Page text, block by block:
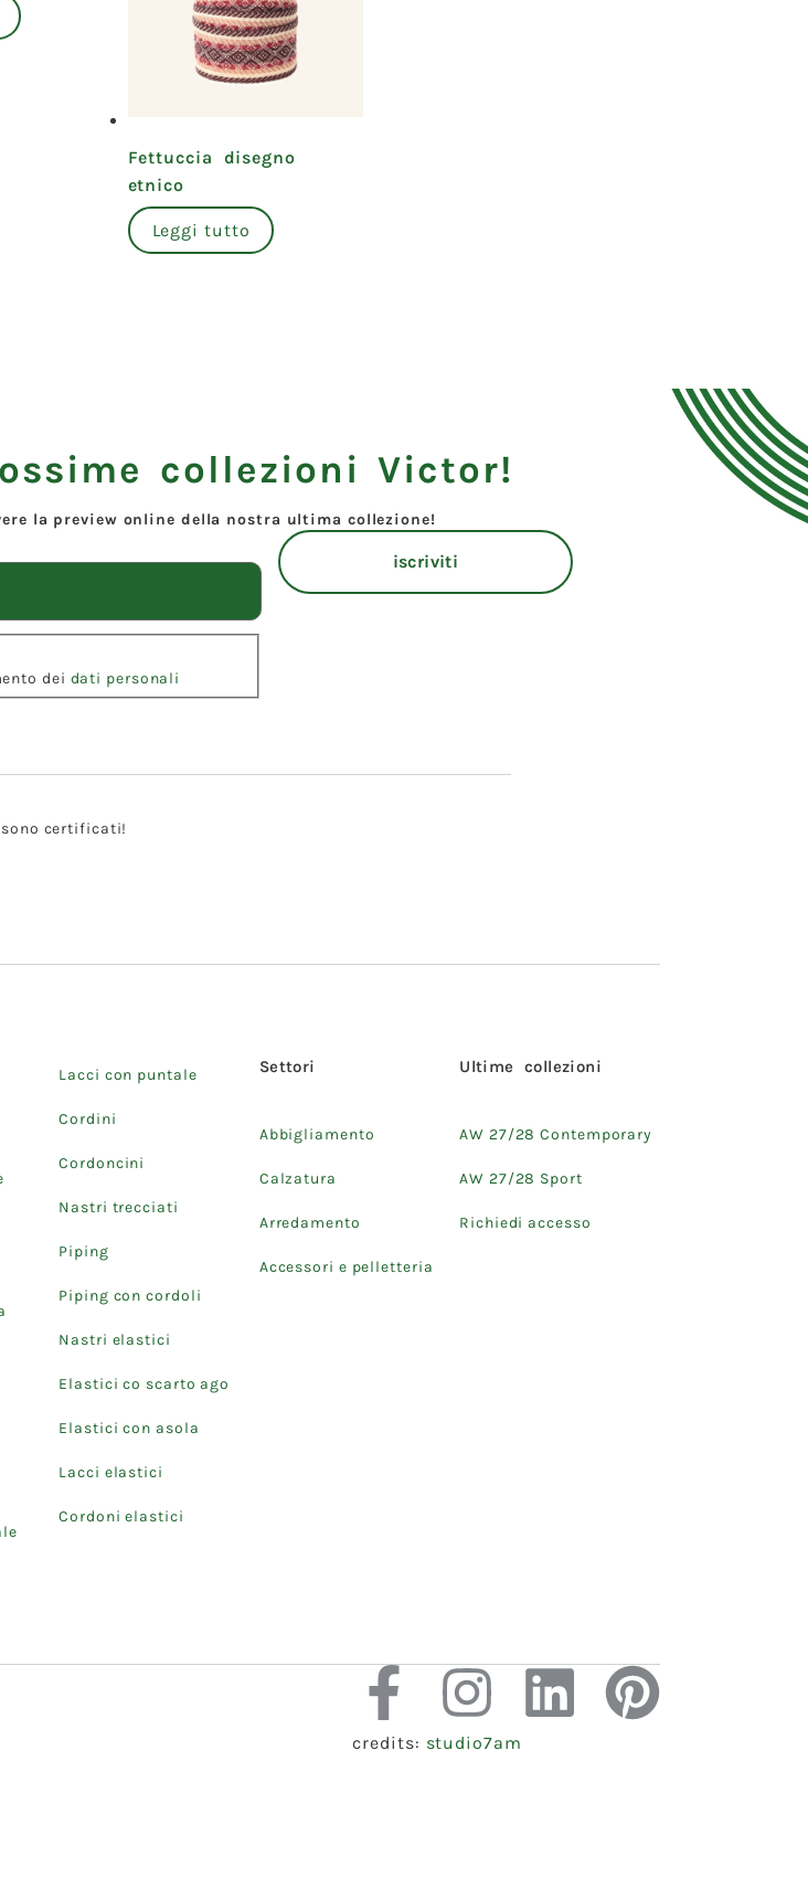
Fettuccia disegno
etnico
Leggi tutto
collezioni Victor!
la preview online della nostra ultima collezione!
dei dati personali
certificati!
Lacci con puntale
Cordini
Cordoncini
Nastri trecciati
Piping
Piping con cordoli
Nastri elastici
Elastici co scarto ago
Elastici con asola
Lacci elastici
Cordoni elastici
Settori
Abbigliamento
Calzatura
Arredamento
Accessori e pelletteria
Ultime collezioni
AW 27/28 Contemporary
AW 27/28 Sport
Richiedi accesso
credits: studio7am